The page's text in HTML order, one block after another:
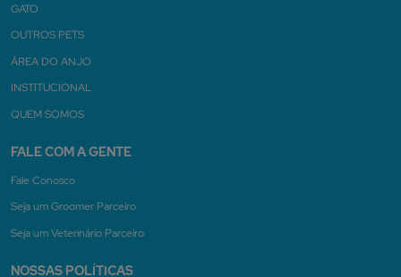
GATO
OUTROS PETS
ÁREA DO ANJO
INSTITUCIONAL
QUEM SOMOS
FALE COM A GENTE
Fale Conosco
Seja um Groomer Parceiro
Seja um Veterinário Parceiro
NOSSAS POLÍTICAS